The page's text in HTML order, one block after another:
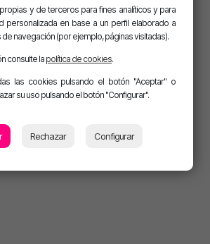
y de terceros para fines analíticos y para
personalizada en base a un perfil elaborado a
navegación (por ejemplo, páginas visitadas).
consulte la política de cookies.
las cookies pulsando el botón "Aceptar" o
su uso pulsando el botón "Configurar".
Rechazar Configurar